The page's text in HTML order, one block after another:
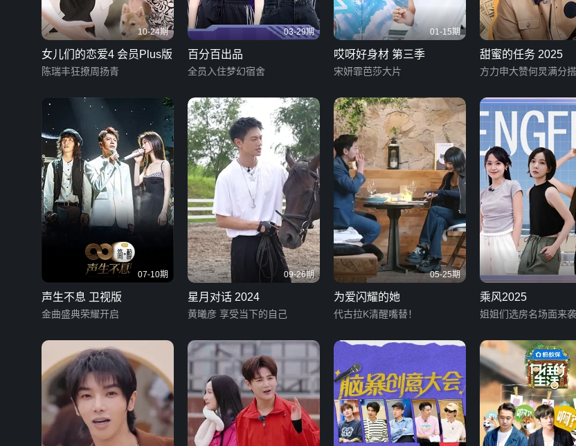
10-24期
女儿们的恋爱4 会员Plus版
陈瑞丰狂撩周扬青
03-29期
百分百出品
全员入住梦幻宿舍
01-15期
哎呀好身材 第三季
宋妍霏芭莎大片
甜蜜的任务 2025
方力申大赞何炅满分
07-10期
声生不息 卫视版
金曲盛典荣耀开启
09-26期
星月对话 2024
黄曦彦 享受当下的自己
05-25期
为爱闪耀的她
代古拉K清醒嘴替！
乘风2025
姐姐们选房名场面来袭